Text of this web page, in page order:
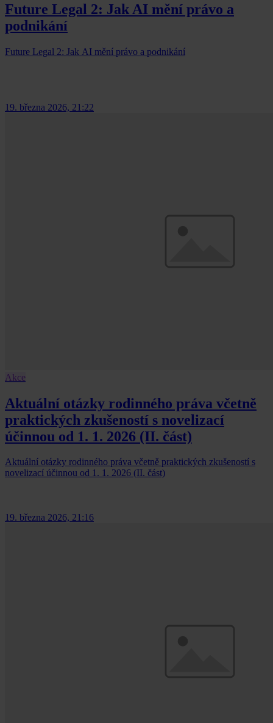
Future Legal 2: Jak AI mění právo a
podnikání
Future Legal 2: Jak AI mění právo a podnikání
19. března 2026, 21:22
Akce
Aktuální otázky rodinného práva včetně
praktických zkušeností s novelizací
účinnou od 1. 1. 2026 (II. část)
Aktuální otázky rodinného práva včetně praktických zkušeností s
novelizací účinnou od 1. 1. 2026 (II. část)
19. března 2026, 21:16